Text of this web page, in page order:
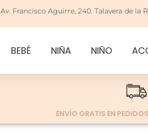
Av. Francisco Aguirre, 240. Talavera de la
BEBÉ NIÑA NIÑO
ENVÍO GRATIS EN